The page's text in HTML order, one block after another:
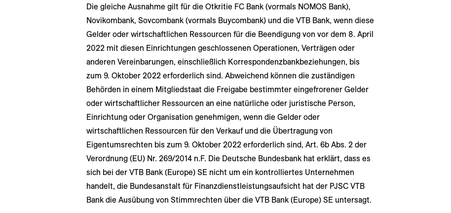
Die gleiche Ausnahme gilt für die Otkritie FC Bank (vormals NOMOS Bank),
Novikombank, Sovcombank (vormals Buycombank) und die VTB Bank, wenn diese
Gelder oder wirtschaftlichen Ressourcen für die Beendigung von vor dem 8. April
2022 mit diesen Einrichtungen geschlossenen Operationen, Verträgen oder
anderen Vereinbarungen, einschließlich Korrespondenzbankbeziehungen, bis
zum 9. Oktober 2022 erforderlich sind. Abweichend können die zuständigen
Behörden in einem Mitgliedstaat die Freigabe bestimmter eingefrorener Gelder
oder wirtschaftlicher Ressourcen an eine natürliche oder juristische Person,
Einrichtung oder Organisation genehmigen, wenn die Gelder oder
wirtschaftlichen Ressourcen für den Verkauf und die Übertragung von
Eigentumsrechten bis zum 9. Oktober 2022 erforderlich sind, Art. 6b Abs. 2 der
Verordnung (EU) Nr. 269/2014 n.F. Die Deutsche Bundesbank hat erklärt, dass es
sich bei der VTB Bank (Europe) SE nicht um ein kontrolliertes Unternehmen
handelt, die Bundesanstalt für Finanzdienstleistungsaufsicht hat der PJSC VTB
Bank die Ausübung von Stimmrechten über die VTB Bank (Europe) SE untersagt.